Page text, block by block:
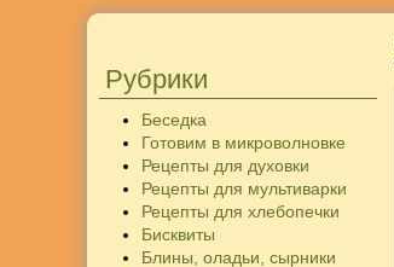
Рубрики
Беседка
Готовим в микроволновке
Рецепты для духовки
Рецепты для мультиварки
Рецепты для хлебопечки
Бисквиты
Блины, оладьи, сырники